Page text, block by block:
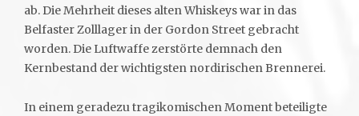
ab. Die Mehrheit dieses alten Whiskeys war in das
Belfaster Zolllager in der Gordon Street gebracht
worden. Die Luftwaffe zerstörte demnach den
Kernbestand der wichtigsten nordirischen Brennerei.
In einem geradezu tragikomischen Moment beteiligte